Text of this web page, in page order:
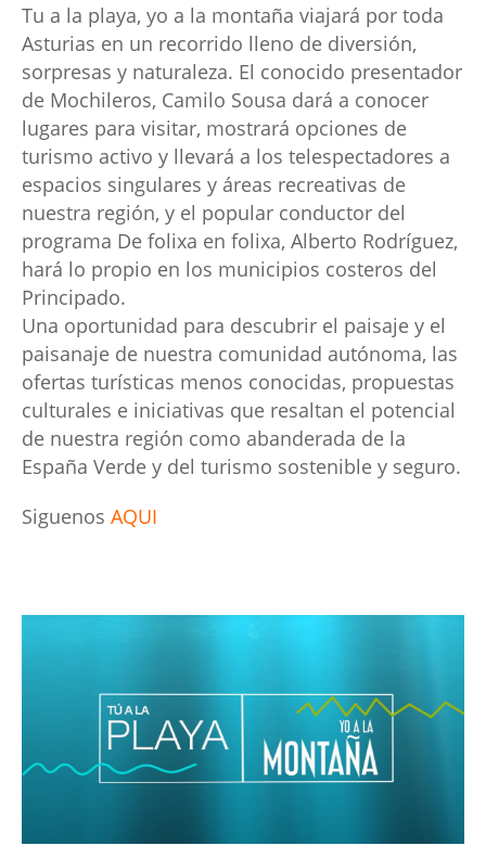
Tu a la playa, yo a la montaña viajará por toda
Asturias en un recorrido lleno de diversión,
sorpresas y naturaleza. El conocido presentador
de Mochileros, Camilo Sousa dará a conocer
lugares para visitar, mostrará opciones de
turismo activo y llevará a los telespectadores a
espacios singulares y áreas recreativas de
nuestra región, y el popular conductor del
programa De folixa en folixa, Alberto Rodríguez,
hará lo propio en los municipios costeros del
Principado.
Una oportunidad para descubrir el paisaje y el
paisanaje de nuestra comunidad autónoma, las
ofertas turísticas menos conocidas, propuestas
culturales e iniciativas que resaltan el potencial
de nuestra región como abanderada de la
España Verde y del turismo sostenible y seguro.
Siguenos AQUI